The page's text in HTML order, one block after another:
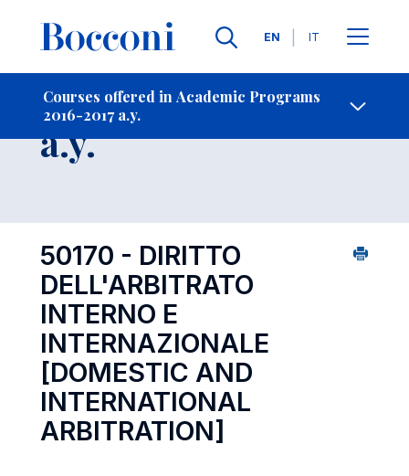
Languages
EN IT
Courses offered in Academic Programs
2016-2017 a.y.
- Contact Us
Course 2016-2017
a.y.
50170 - DIRITTO
DELL'ARBITRATO
INTERNO E
INTERNAZIONALE
[DOMESTIC AND
INTERNATIONAL
ARBITRATION]